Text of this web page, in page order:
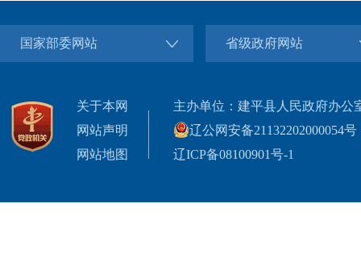
国家部委网站 省级政府网站
关于本网
网站声明
网站地图
主办单位：建平县人民政府办公
辽公网安备21132202000054号
辽ICP备08100901号-1